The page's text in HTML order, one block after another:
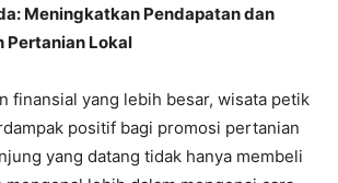
Meningkatkan Pendapatan dan
Pertanian Lokal
finansial yang lebih besar, wisata petik
positif bagi promosi pertanian
yang datang tidak hanya membeli